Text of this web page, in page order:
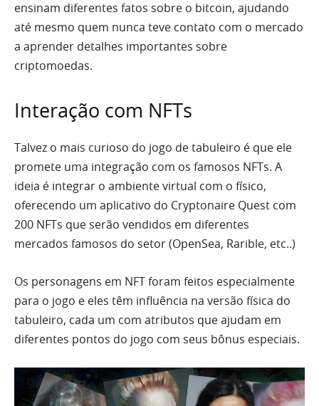
ensinam diferentes fatos sobre o bitcoin, ajudando
até mesmo quem nunca teve contato com o mercado
a aprender detalhes importantes sobre
criptomoedas.
Interação com NFTs
Talvez o mais curioso do jogo de tabuleiro é que ele
promete uma integração com os famosos NFTs. A
ideia é integrar o ambiente virtual com o físico,
oferecendo um aplicativo do Cryptonaire Quest com
200 NFTs que serão vendidos em diferentes
mercados famosos do setor (OpenSea, Rarible, etc..)
Os personagens em NFT foram feitos especialmente
para o jogo e eles têm influência na versão física do
tabuleiro, cada um com atributos que ajudam em
diferentes pontos do jogo com seus bônus especiais.